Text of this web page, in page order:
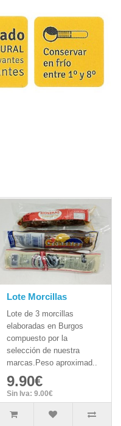
Lote Morcillas
Lote de 3 morcillas
elaboradas en Burgos
compuesto por la
selección de nuestra
marcas.Peso aproximad..
9.90€
Sin Iva: 9.00€